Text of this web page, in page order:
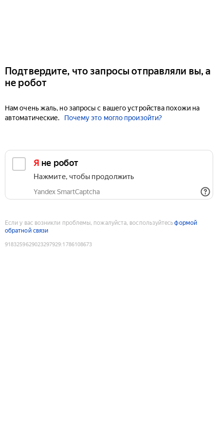
Подтвердите, что запросы отправляли вы, а
не робот
Нам очень жаль, но запросы с вашего устройства похожи на
автоматические.
Почему это могло произойти?
Я не робот
Нажмите, чтобы продолжить
Yandex SmartCaptcha
Если у вас возникли проблемы, пожалуйста, воспользуйтесьформой
обратной связи
9183259629023297929:1786108673